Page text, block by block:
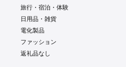
旅行・宿泊・体験
日用品・雑貨
電化製品
ファッション
返礼品なし